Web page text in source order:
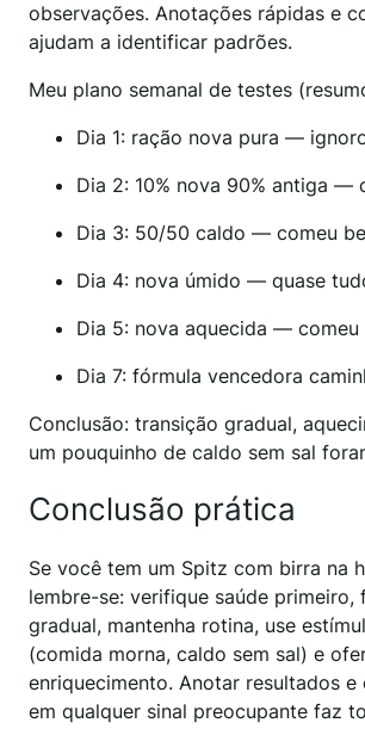
observações. Anotações rápidas e
ajudam a identificar padrões.
Meu plano semanal de testes
Dia 1: ração nova pura —
Dia 2: 10% nova 90% antiga —
Dia 3: 50/50 caldo — comeu
Dia 4: nova úmido — quase
Dia 5: nova aquecida — comeu
Dia 7: fórmula vencedora
Conclusão: transição gradual,
um pouquinho de caldo sem sal
Conclusão prática
Se você tem um Spitz com birra na
lembre-se: verifique saúde primeiro,
gradual, mantenha rotina, use
(comida morna, caldo sem sal) e
enriquecimento. Anotar resultados
em qualquer sinal preocupante faz